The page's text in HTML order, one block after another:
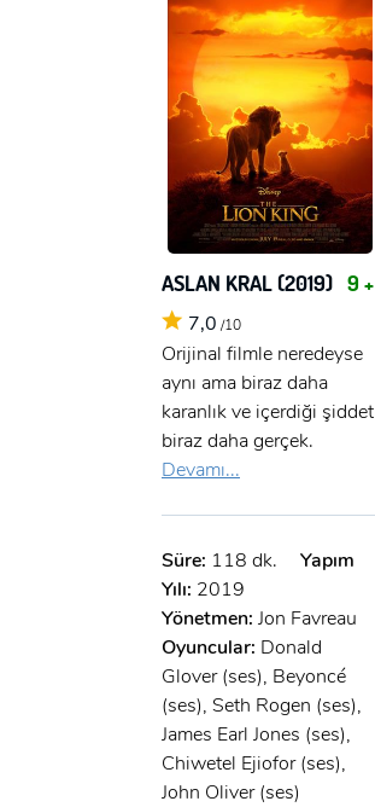
ASLAN KRAL (2019) 9 +
7,0 /10
Orijinal filmle neredeyse
aynı ama biraz daha
karanlık ve içerdiği şiddet
biraz daha gerçek.
Devamı...
Süre: 118 dk.
Yapım
Yılı: 2019
Yönetmen: Jon Favreau
Oyuncular: Donald
Glover (ses), Beyoncé
(ses), Seth Rogen (ses),
James Earl Jones (ses),
Chiwetel Ejiofor (ses),
John Oliver (ses)